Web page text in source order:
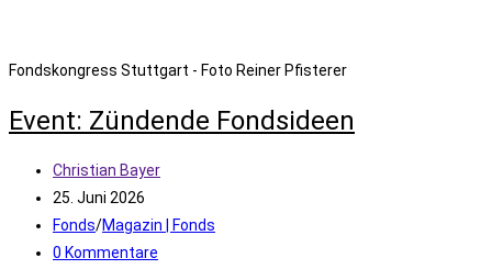
Fondskongress Stuttgart - Foto Reiner Pfisterer
Event: Zündende Fondsideen
Beitrags-
Autor:
Christian Bayer
Beitrag
veröffentlicht:
25. Juni 2026
Beitrags-
Kategorie:
Fonds/Magazin | Fonds
Beitrags-
0 Kommentare